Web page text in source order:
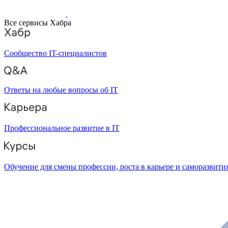
Все сервисы Хабра
Сообщество IT-специалистов
Ответы на любые вопросы об IT
Профессиональное развитие в IT
Обучение для смены профессии, роста в карьере и